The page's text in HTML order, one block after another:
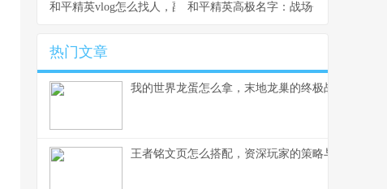
和平精英vlog怎么找人，副标题，从迷茫到精准的实战寻人指南
和平精英高极名字：战场代号的艺术与
热门文章
我的世界龙蛋怎么拿，末地龙巢的终极战利品
王者铭文页怎么搭配，资深玩家的策略与心得